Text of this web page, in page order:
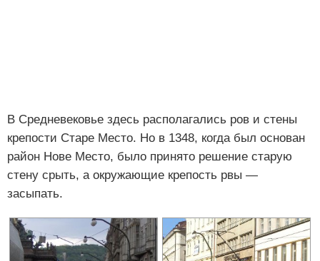
В Средневековье здесь располагались ров и стены
крепости Старе Место. Но в 1348, когда был основан
район Нове Место, было принято решение старую
стену срыть, а окружающие крепость рвы —
засыпать.